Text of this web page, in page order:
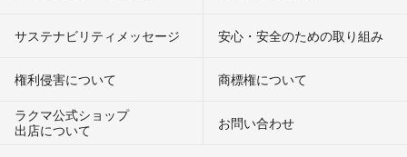
サステナビリティメッセージ 安心・安全のための取り組み
権利侵害について
商標権について
ラクマ公式ショップ
出店について
お問い合わせ